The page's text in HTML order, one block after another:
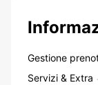
Gestione
Servizi & Extra